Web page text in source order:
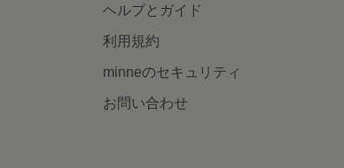
ヘルプとガイド
利用規約
minneのセキュリティ
お問い合わせ